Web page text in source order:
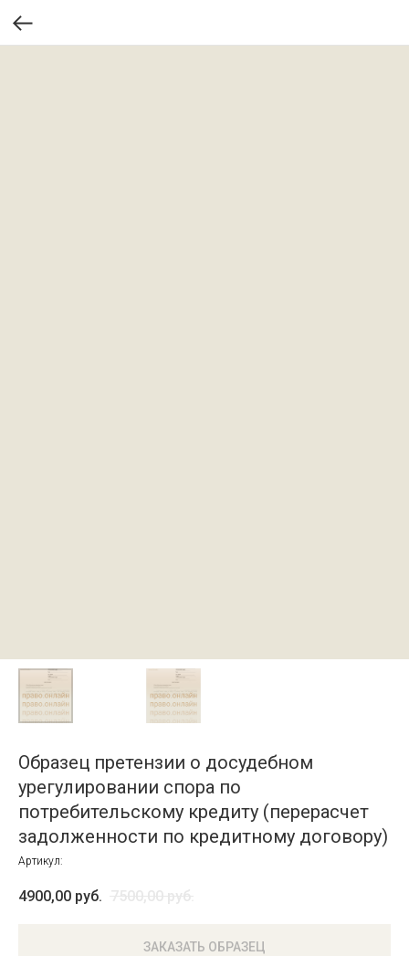
Образец претензии о досудебном
урегулировании спора по
потребительскому кредиту (перерасчет
задолженности по кредитному договору)
Артикул:
4900,00 руб.
ЗАКАЗАТЬ ОБРАЗЕЦ